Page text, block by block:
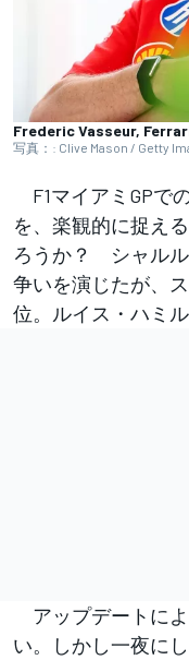
Frederic Vasseur,
写真：: Clive Mason / Getty
F1マイアミGPで
を、楽観的に捉え
ろうか？ シャルル
争いを演じたが、
位。ルイス・ハミ
アップデートに
い。しかし一夜に